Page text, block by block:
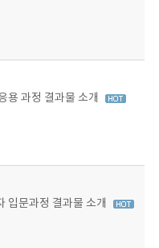
용 과정 결과물 소개
입문과정 결과물 소개